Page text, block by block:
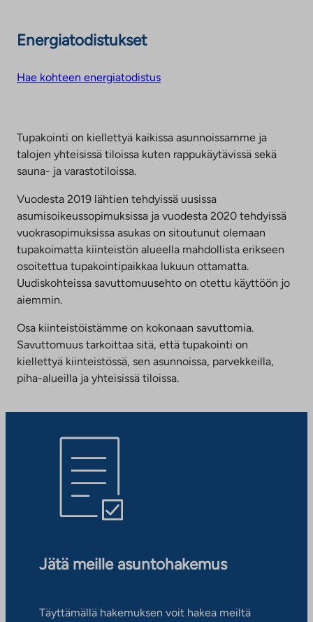
Energiatodistukset
Hae kohteen energiatodistus
Tupakointi on kiellettyä kaikissa asunnoissamme ja
talojen yhteisissä tiloissa kuten rappukäytävissä sekä
sauna- ja varastotiloissa.
Vuodesta 2019 lähtien tehdyissä uusissa
asumisoikeussopimuksissa ja vuodesta 2020 tehdyissä
vuokrasopimuksissa asukas on sitoutunut olemaan
tupakoimatta kiinteistön alueella mahdollista erikseen
osoitettua tupakointipaikkaa lukuun ottamatta.
Uudiskohteissa savuttomuusehto on otettu käyttöön jo
aiemmin.
Osa kiinteistöistämme on kokonaan savuttomia.
Savuttomuus tarkoittaa sitä, että tupakointi on
kiellettyä kiinteistössä, sen asunnoissa, parvekkeilla,
piha-alueilla ja yhteisissä tiloissa.
Jätä meille asuntohakemus
Täyttämällä hakemuksen voit hakea meiltä